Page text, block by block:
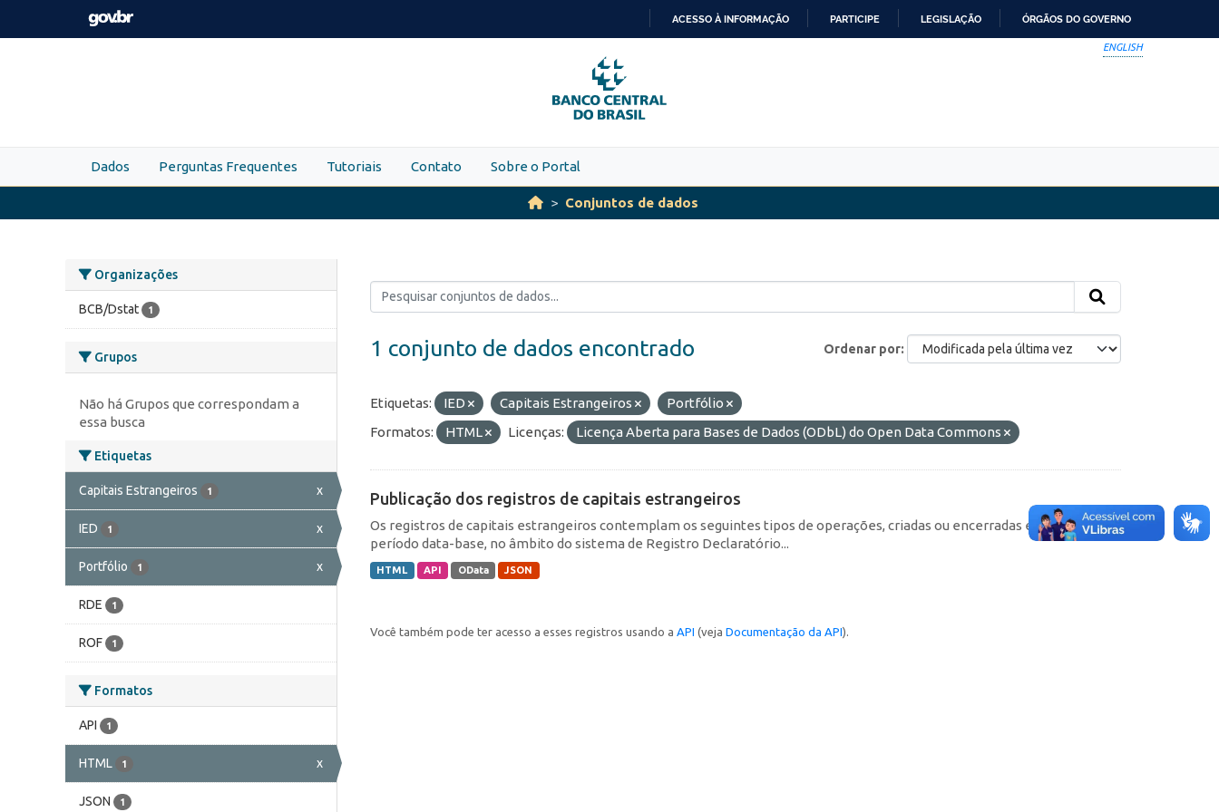
Skip to main content
PARA
O
CONTEÚDO
ACESSO À INFORMAÇÃO PARTICIPE LEGISLAÇÃO ÓRGÃOS DO GOVERNO
ENGLISH
Dados Perguntas Frequentes Tutoriais Contato Sobre o Portal
Conjuntos de dados
Organizações
BCB/Dstat 1
Grupos
Não há Grupos que correspondam a
essa busca
Etiquetas
Capitais Estrangeiros 1 x
IED 1 x
Portfólio 1 x
RDE 1
ROF 1
Formatos
API 1
HTML 1 x
JSON 1
Ordenar por
1 conjunto de dados encontrado
Etiquetas: IED Capitais Estrangeiros
Portfólio
Formatos:
HTML Licenças: Licença Aberta para Bases de Dados (ODbL) do Open Data Commons
Publicação dos registros de capitais estrangeiros
Os registros de capitais estrangeiros contemplam os seguintes tipos de operações, criadas ou encerradas em cada
período data-base, no âmbito do sistema de Registro Declaratório...
HTML API OData JSON
Você também pode ter acesso a esses registros usando a API (veja Documentação da API).